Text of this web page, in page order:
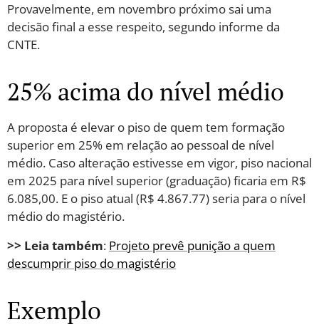
Provavelmente, em novembro próximo sai uma
decisão final a esse respeito, segundo informe da
CNTE.
25% acima do nível médio
A proposta é elevar o piso de quem tem formação
superior em 25% em relação ao pessoal de nível
médio. Caso alteração estivesse em vigor, piso nacional
em 2025 para nível superior (graduação) ficaria em R$
6.085,00. E o piso atual (R$ 4.867.77) seria para o nível
médio do magistério.
>> Leia também: Projeto prevê punição a quem
descumprir piso do magistério
Exemplo